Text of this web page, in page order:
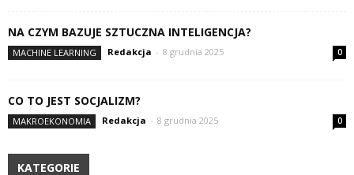
NA CZYM BAZUJE SZTUCZNA INTELIGENCJA?
MACHINE LEARNING Redakcja - 8 grudnia 2025 0
CO TO JEST SOCJALIZM?
MAKROEKONOMIA Redakcja - 8 grudnia 2025 0
KATEGORIE